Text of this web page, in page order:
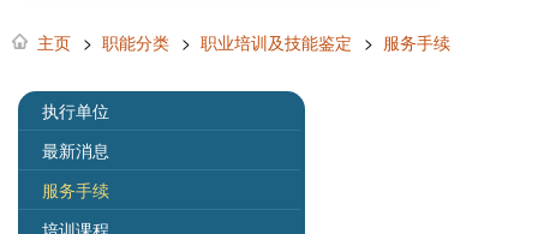
主页 > 职能分类 > 职业培训及技能鉴定 > 服务手续
执行单位
最新消息
服务手续